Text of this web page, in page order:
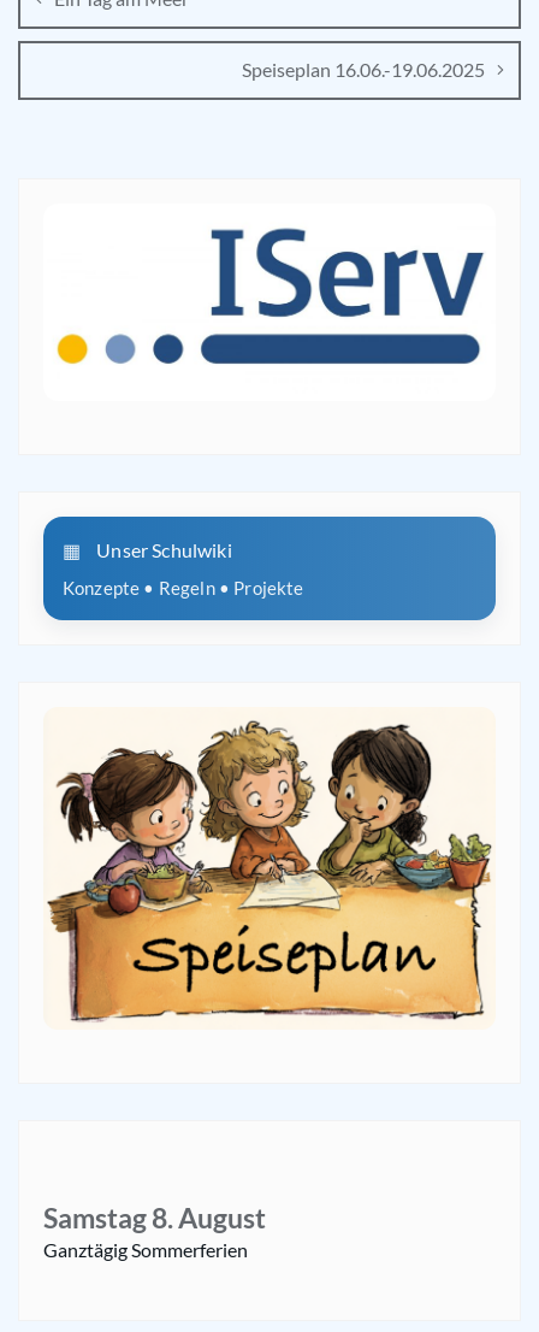
Speiseplan 16.06.-19.06.2025
Unser Schulwiki
Konzepte • Regeln • Projekte
Samstag8.August
GanztägigSommerferien